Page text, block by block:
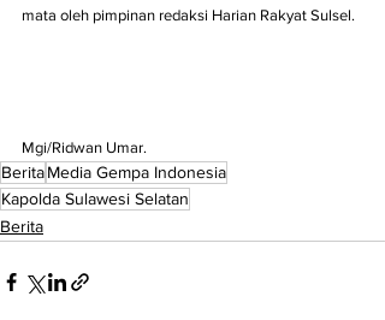
mata oleh pimpinan redaksi Harian Rakyat Sulsel.
Mgi/Ridwan Umar.
BeritaMedia Gempa Indonesia
Kapolda Sulawesi Selatan
Berita